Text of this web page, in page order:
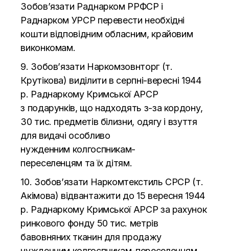
Зобов’язати Раднарком РРФСР і
Раднарком УРСР перевести необхідні
кошти відповідним обласним, крайовим
виконкомам.
9. Зобов’язати Наркомзовнторг (т.
Крутікова) виділити в серпні-вересні 1944
р. Раднаркому Кримської АРСР
з подарунків, що надходять з-за кордону,
30 тис. предметів білизни, одягу і взуття
для видачі особливо
нужденним колгоспникам-
переселенцям та їх дітям.
10. Зобов’язати Наркомтекстиль СРСР (т.
Акімова) відвантажити до 15 вересня 1944
р. Раднаркому Кримської АРСР за рахунок
ринкового фонду 50 тис. метрів
бавовняних тканин для продажу